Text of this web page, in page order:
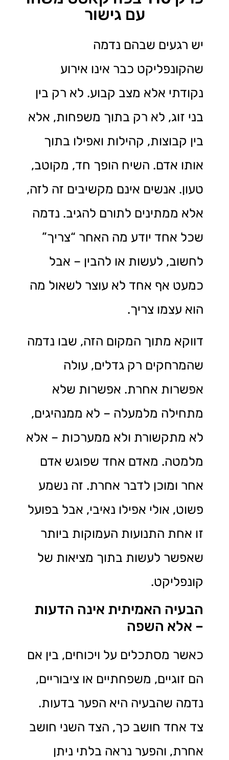
עם גישור
יש רגעים שבהם נדמה
שהקונפליקט כבר אינו אירוע
נקודתי אלא מצב קבוע. לא רק בין
בני זוג, לא רק בתוך משפחות, אלא
בין קבוצות, קהילות ואפילו בתוך
אותו אדם. השיח הופך חד, מקוטב,
טעון. אנשים אינם מקשיבים זה לזה,
אלא ממתינים לתורם להגיב. נדמה
שכל אחד יודע מה האחר “צריך”
לחשוב, לעשות או להבין – אבל
כמעט אף אחד לא עוצר לשאול מה
הוא עצמו צריך.
דווקא מתוך המקום הזה, שבו נדמה
שהמרחקים רק גדלים, עולה
אפשרות אחרת. אפשרות שלא
מתחילה מלמעלה – לא ממנהיגים,
לא מתקשורת ולא ממערכות – אלא
מלמטה. מאדם אחד שפוגש אדם
אחר ומוכן לדבר אחרת. זה נשמע
פשוט, אולי אפילו נאיבי, אבל בפועל
זו אחת התנועות העמוקות ביותר
שאפשר לעשות בתוך מציאות של
קונפליקט.
הבעיה האמיתית אינה הדעות
– אלא השפה
כאשר מסתכלים על ויכוחים, בין אם
הם זוגיים, משפחתיים או ציבוריים,
נדמה שהבעיה היא הפער בדעות.
צד אחד חושב כך, הצד השני חושב
אחרת, והפער נראה בלתי ניתן